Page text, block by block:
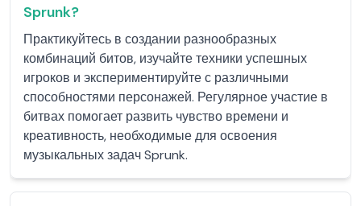
Sprunk?
Практикуйтесь в создании разнообразных
комбинаций битов, изучайте техники успешных
игроков и экспериментируйте с различными
способностями персонажей. Регулярное участие в
битвах помогает развить чувство времени и
креативность, необходимые для освоения
музыкальных задач Sprunk.